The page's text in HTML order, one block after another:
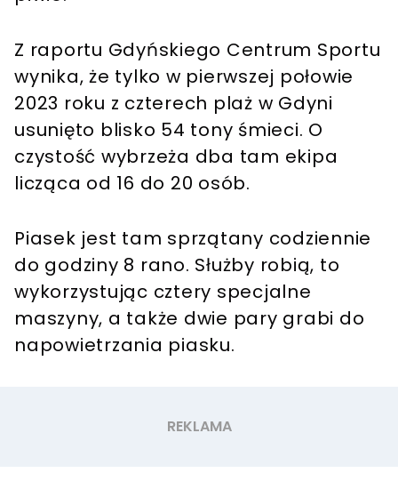
Z raportu Gdyńskiego Centrum Sportu
wynika, że tylko w pierwszej połowie
2023 roku z czterech plaż w Gdyni
usunięto blisko 54 tony śmieci. O
czystość wybrzeża dba tam ekipa
licząca od 16 do 20 osób.
Piasek jest tam sprzątany codziennie
do godziny 8 rano. Służby robią, to
wykorzystując cztery specjalne
maszyny, a także dwie pary grabi do
napowietrzania piasku.